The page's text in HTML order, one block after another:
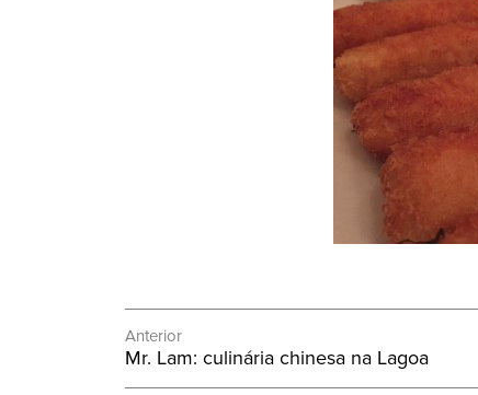
Navegação
de
Anterior
Post
Anterior:
Mr. Lam: culinária chinesa na Lagoa